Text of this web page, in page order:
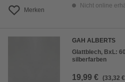
Merken
Nicht online
GAH ALBERTS
Glattblech, BxL:
silberfarben
19,99 € (33,32